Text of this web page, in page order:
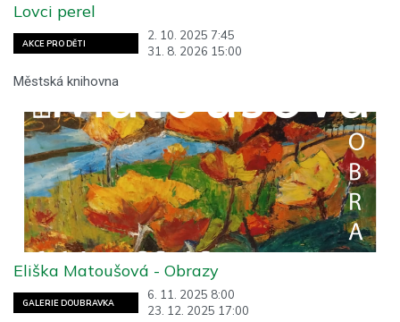
AKCE PRO DĚTI
2. 10. 2025 7:45
31. 8. 2026 15:00
Lovci perel
Městská knihovna
GALERIE DOUBRAVKA
6. 11. 2025 8:00
23. 12. 2025 17:00
Eliška Matoušová - Obrazy